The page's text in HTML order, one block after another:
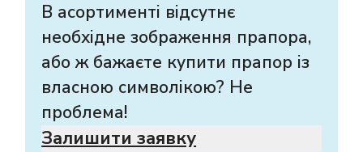
В асортименті відсутнє
необхідне зображення прапора,
або ж бажаєте купити прапор із
власною символікою? Не
проблема!
Залишити заявку